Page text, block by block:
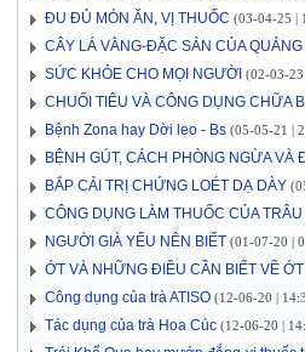
ĐU ĐỦ MÓN ĂN, VỊ THUỐC (03-04-25 |
CÂY LÁ VẰNG-ĐẶC SẢN CỦA QUẢNG
SỨC KHỎE CHO MỌI NGƯỜI (02-03-
CHUỐI TIÊU VÀ CÔNG DỤNG CHỮA
Bệnh Zona hay Dời leo - Bs (05-05-21 |
BỆNH GÚT, CÁCH PHÒNG NGỪA VÀ
BẮP CẢI TRỊ CHỨNG LOÉT DẠ DÀY
CÔNG DỤNG LÀM THUỐC CỦA TRÂU
NGƯỜI GIÀ YẾU NÊN BIẾT (01-07-20 |
ỚT VÀ NHỮNG ĐIỀU CẦN BIẾT VỀ ỚT
Công dụng của trà ATISO (12-06-20 |
Tác dụng của trà Hoa Cúc (12-06-20 |